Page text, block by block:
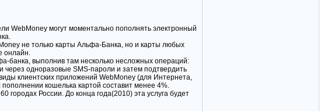
WebMoney могут моментально пополнять электронный
не только карты Альфа-Банка, но и карты любых
онлайн.
банка, выполнив там несколько несложных операций:
одноразовые SMS-пароли и затем подтвердить
клиентских приложений WebMoney (для Интернета,
кошелька картой составит менее 4%.
городах России. До конца года(2010) эта услуга будет